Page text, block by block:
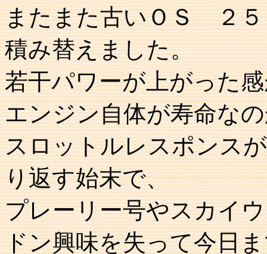
またまた古いＯＳ ２５
積み替えました。
若干パワーが上がった
エンジン自体が寿命な
スロットルレスポンス
り返す始末で、
プレーリー号やスカイ
ドン興味を失って今日